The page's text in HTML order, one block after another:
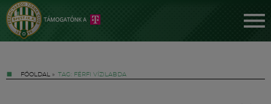
FŐOLDAL » TAG: FÉRFI VÍZILABDA